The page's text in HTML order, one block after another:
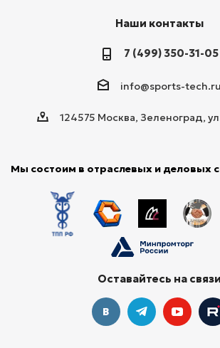
Наши контакты
7 (499) 350-31-05
info@sports-tech.ru
124575 Москва, Зеленоград,
Мы состоим в отраслевых и деловых
Оставайтесь на связи